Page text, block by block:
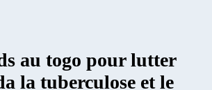
au togo pour lutter
la tuberculose et le